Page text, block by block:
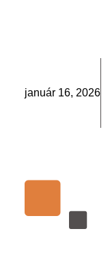
január 16, 2026